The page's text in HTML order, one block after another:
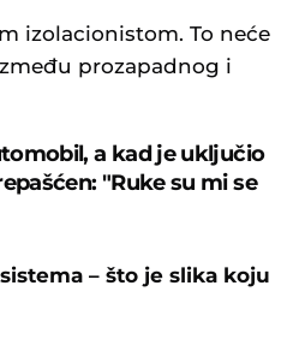
izolacionistom. To neće
prozapadnog i
a kad je uključio
"Ruke su mi se
– što je slika koju